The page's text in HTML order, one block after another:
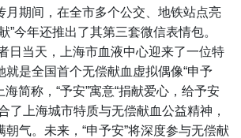
月期间，在全市多个公交、地铁站点亮
”今年还推出了其第三套微信表情包。
当天，上海市血液中心迎来了一位特
就是全国首个无偿献血虚拟偶像“申予
海简称， “予安”寓意“捐献爱心，给予安
了上海城市特质与无偿献血公益精神，
气。未来， “申予安”将深度参与无偿献